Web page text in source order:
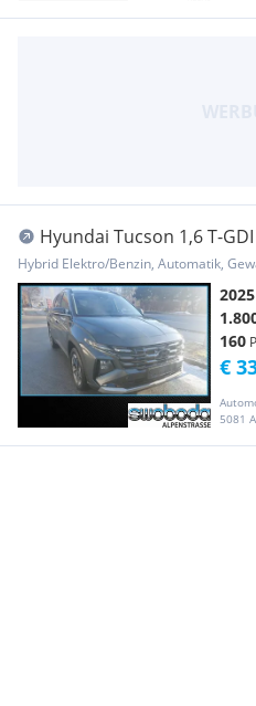
Hyundai Tucson 1,6 T-
Hybrid Elektro/Benzin, Automatik,
2025
160
5081
€